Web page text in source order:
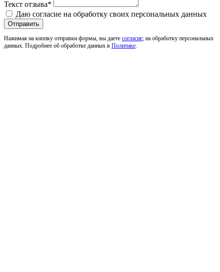
Текст отзыва*
Даю согласие на обработку своих персональных данных
Отправить
Нажимая на кнопку отправки формы, вы даете согласие; на обработку персональных
данных. Подробнее об обработке данных в Политике.